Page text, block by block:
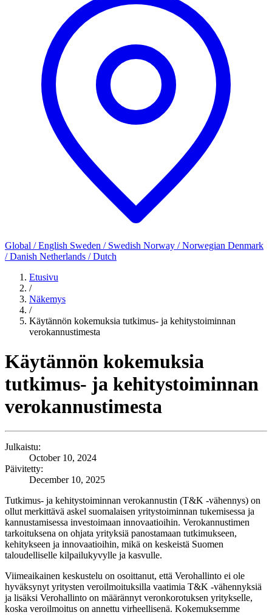
Global / English Sweden / Swedish Norway / Norwegian Denmark
/ Danish Netherlands / Dutch
Etusivu
/
Näkemys
/
Käytännön kokemuksia tutkimus- ja kehitystoiminnan
verokannustimesta
Käytännön kokemuksia
tutkimus- ja kehitystoiminnan
verokannustimesta
Julkaistu:
October 10, 2024
Päivitetty:
December 10, 2025
Tutkimus- ja kehitystoiminnan verokannustin (T&K -vähennys) on
ollut merkittävä askel suomalaisen yritystoiminnan tukemisessa ja
kannustamisessa investoimaan innovaatioihin. Verokannustimen
tarkoituksena on ohjata yrityksiä panostamaan tutkimukseen,
kehitykseen ja innovaatioihin, mikä on keskeistä Suomen
taloudelliselle kilpailukyvylle ja kasvulle.
Viimeaikainen keskustelu on osoittanut, että Verohallinto ei ole
hyväksynyt yritysten veroilmoituksilla vaatimia T&K -vähennyksiä
ja lisäksi Verohallinto on määrännyt veronkorotuksen yritykselle,
koska veroilmoitus on annettu virheellisenä. Kokemuksemme